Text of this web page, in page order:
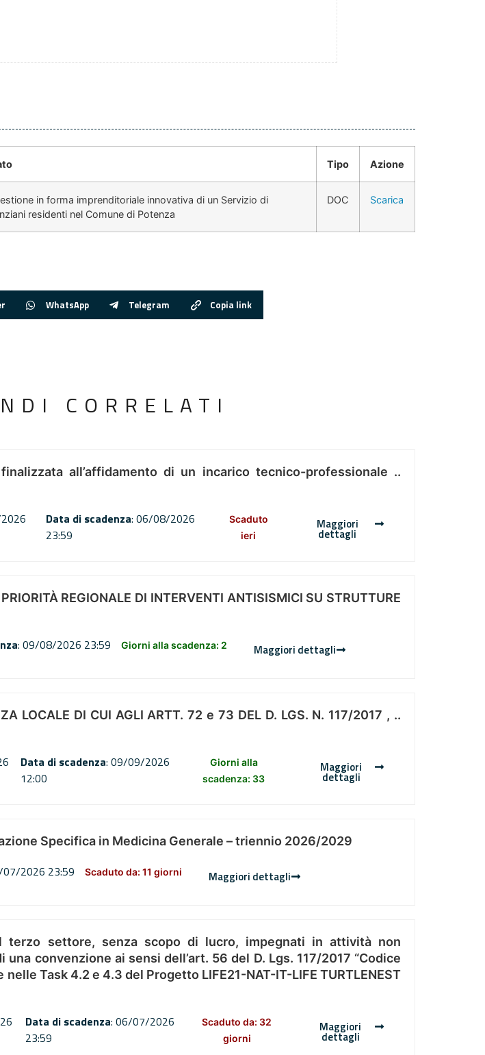
Tipo Azione
in forma imprenditoriale innovativa di un Servizio di
residenti nel Comune di Potenza
DOC Scarica
WhatsApp Telegram Copia link
CORRELATI
all’affidamento di un incarico tecnico-professionale ..
Data di scadenza: 06/08/2026
23:59
Scaduto
ieri
Maggiori
dettagli
REGIONALE DI INTERVENTI ANTISISMICI SU STRUTTURE
: 09/08/2026 23:59 Giorni alla scadenza: 2 Maggiori dettagli
LOCALE DI CUI AGLI ARTT. 72 e 73 DEL D. LGS. N. 117/2017 , ..
Data di scadenza: 09/09/2026
12:00
Giorni alla
scadenza: 33
Maggiori
dettagli
Specifica in Medicina Generale – triennio 2026/2029
2026 23:59 Scaduto da: 11 giorni Maggiori dettagli
settore, senza scopo di lucro, impegnati in attività non
convenzione ai sensi dell’art. 56 del D. Lgs. 117/2017 “Codice
Task 4.2 e 4.3 del Progetto LIFE21-NAT-IT-LIFE TURTLENEST
Data di scadenza: 06/07/2026
23:59
Scaduto da: 32
giorni
Maggiori
dettagli